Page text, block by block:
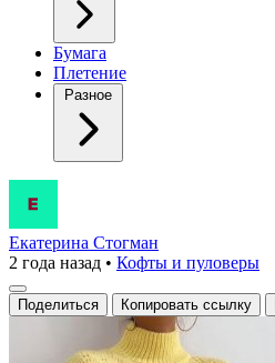
Бумага
Плетение
Разное
Желтое
облако
вязаного
уюта
Екатерина Стогман
2 года назад • Кофты и пуловеры
Поделиться Копировать ссылку